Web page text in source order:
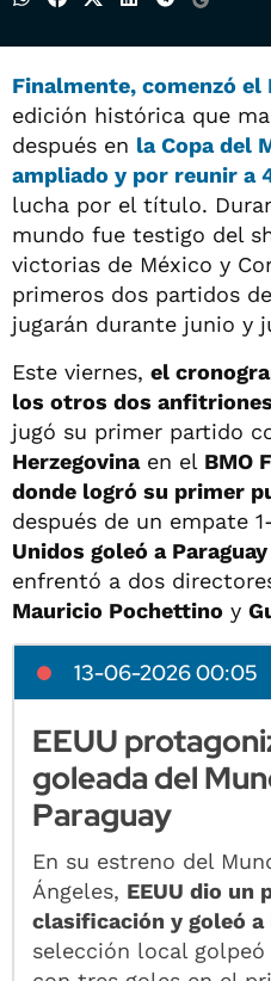
Finalmente, comenzó el
edición histórica que
después en laCopa del
ampliado y por reunir a
lucha por el título.
mundo fue testigo del
victorias de México y
primeros dos partidos
jugarán durante junio y
Este viernes, el
los otros dos
jugó su primer partido
Herzegovinaen el BMO
donde logró su primer
después de un empate
Unidos goleó a Paraguay
enfrentó a dos
Mauricio Pochettino y
13-06-2026 00:05
EEUU
goleada del
Paraguay
En su estreno del
Ángeles, EEUU dio un
clasificación y goleó a
selección local